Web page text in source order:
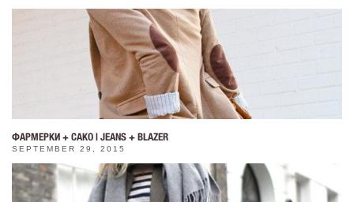
ФАРМЕРКИ + САКО | JEANS + BLAZER
SEPTEMBER 29, 2015